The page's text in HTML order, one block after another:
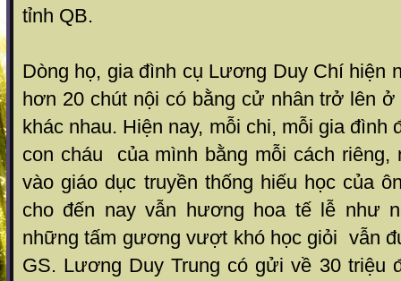
tỉnh QB.
Dòng họ, gia đình cụ Lương Duy Chí hiện
hơn 20 chút nội có bằng cử nhân trở lên ở
khác nhau. Hiện nay, mỗi chi, mỗi gia đình
con cháu của mình bằng mỗi cách riêng,
vào giáo dục truyền thống hiếu học của
cho đến nay vẫn hương hoa tế lễ như
những tấm gương vượt khó học giỏi vẫn
GS. Lương Duy Trung có gửi về 30 triệu